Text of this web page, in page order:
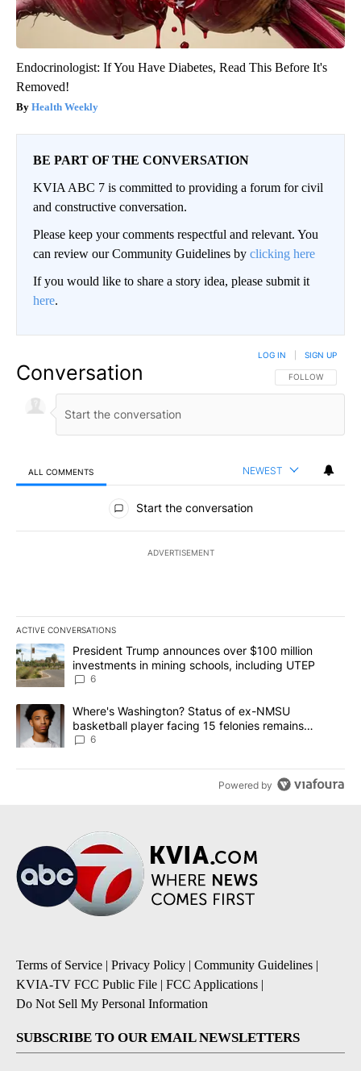
Endocrinologist: If You Have Diabetes, Read This Before It's
Removed!
Health Weekly
BE PART OF THE CONVERSATION
KVIA ABC 7 is committed to providing a forum for civil
and constructive conversation.
Please keep your comments respectful and relevant. You
can review our Community Guidelines by clicking here
If you would like to share a story idea, please submit it
here.
Conversation FOLLOW THIS
FOLLOW
LOG IN SIGN UP
ALL COMMENTS NEWEST
All Comments
Start the conversation
ADVERTISEMENT
ACTIVE CONVERSATIONS
The following is a list of the most commented articles in the last
A trending article titled "President Trump announces over $100
President Trump announces over $100 million
investments in mining schools, including UTEP
6
A trending article titled "Where's Washington? Status of ex-
Where's Washington? Status of ex-NMSU
basketball player facing 15 felonies remains
unknown
6
Powered by
Terms of Service | Privacy Policy | Community Guidelines |
KVIA-TV FCC Public File | FCC Applications |
Do Not Sell My Personal Information
SUBSCRIBE TO OUR EMAIL NEWSLETTERS